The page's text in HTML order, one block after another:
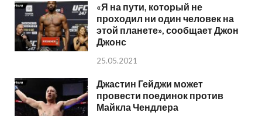
«Я на пути, который не
проходил ни один человек на
этой планете», сообщает Джон
Джонс
25.05.2021
Джастин Гейджи может
провести поединок против
Майкла Чендлера